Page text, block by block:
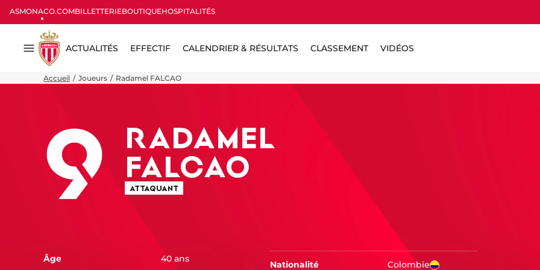
ASMONACO.COMBILLETTERIEBOUTIQUEHOSPITALITÉS
Menu
ACTUALITÉS EFFECTIF CALENDRIER & RÉSULTATS CLASSEMENT VIDÉOS
Accueil Joueurs Radamel FALCAO
9
RADAMEL
FALCAO
ATTAQUANT
Âge 40 ans
Nationalité Colombie